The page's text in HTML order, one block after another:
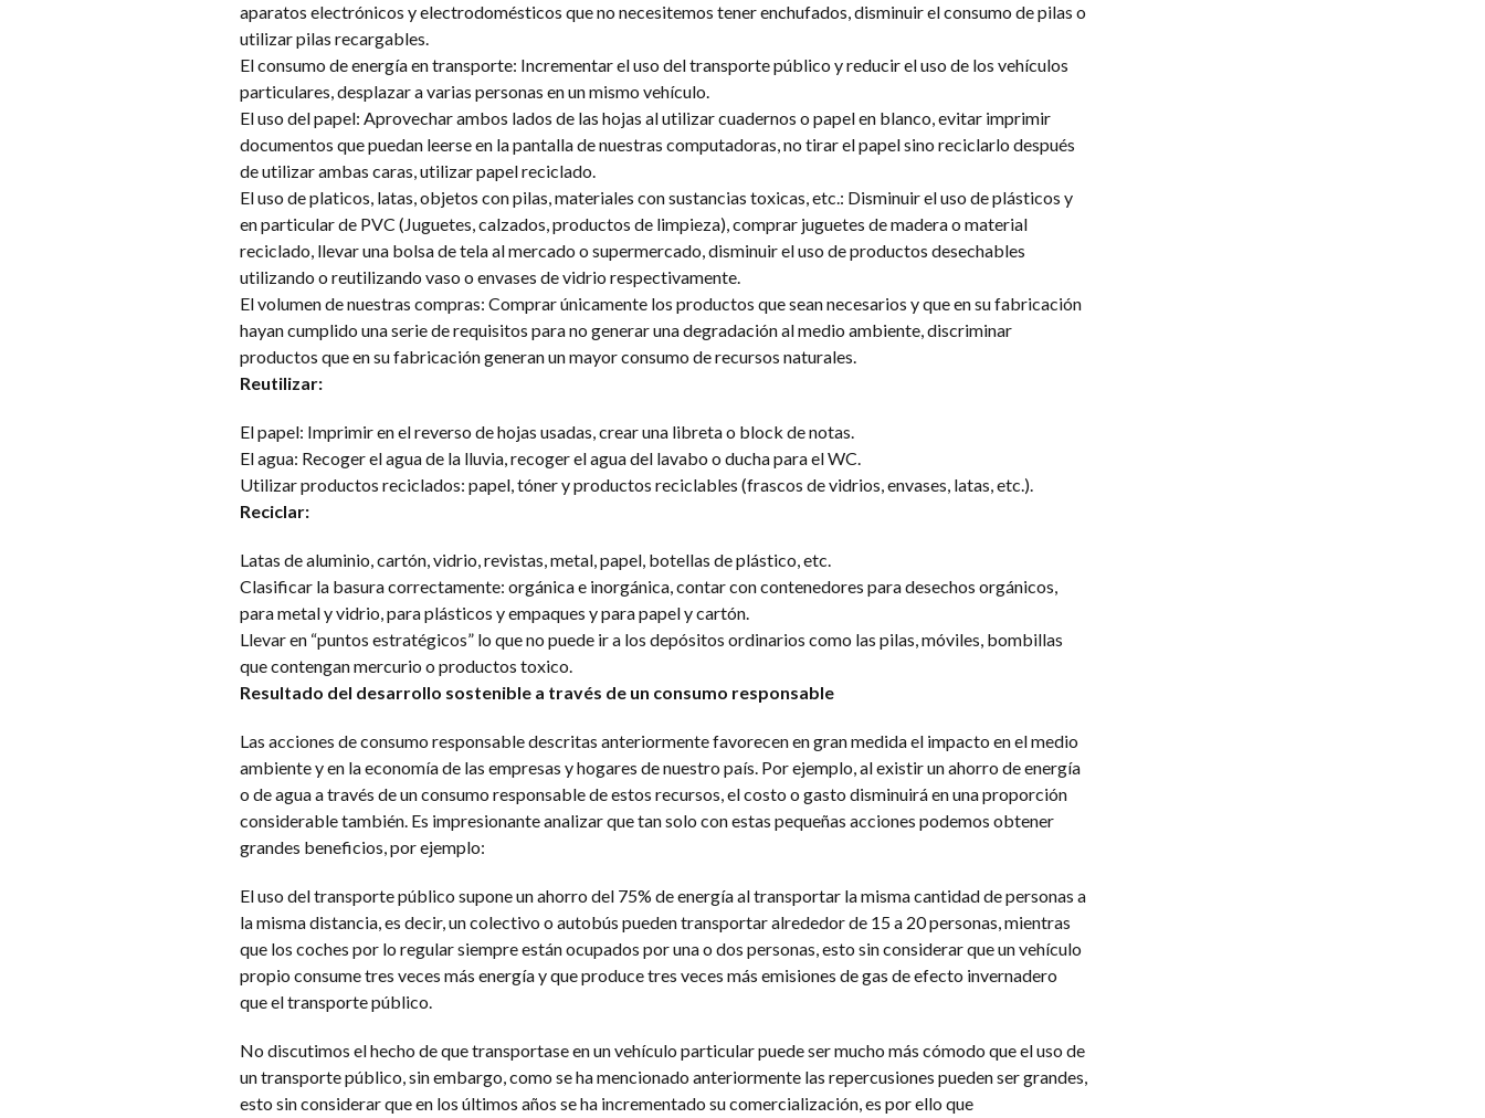
aparatos electrónicos y electrodomésticos que no necesitemos tener enchufados, disminuir el consumo de pilas o
utilizar pilas recargables.
El consumo de energía en transporte: Incrementar el uso del transporte público y reducir el uso de los vehículos
particulares, desplazar a varias personas en un mismo vehículo.
El uso del papel: Aprovechar ambos lados de las hojas al utilizar cuadernos o papel en blanco, evitar imprimir
documentos que puedan leerse en la pantalla de nuestras computadoras, no tirar el papel sino reciclarlo después
de utilizar ambas caras, utilizar papel reciclado.
El uso de platicos, latas, objetos con pilas, materiales con sustancias toxicas, etc.: Disminuir el uso de plásticos y
en particular de PVC (Juguetes, calzados, productos de limpieza), comprar juguetes de madera o material
reciclado, llevar una bolsa de tela al mercado o supermercado, disminuir el uso de productos desechables
utilizando o reutilizando vaso o envases de vidrio respectivamente.
El volumen de nuestras compras: Comprar únicamente los productos que sean necesarios y que en su fabricación
hayan cumplido una serie de requisitos para no generar una degradación al medio ambiente, discriminar
productos que en su fabricación generan un mayor consumo de recursos naturales.
Reutilizar:
El papel: Imprimir en el reverso de hojas usadas, crear una libreta o block de notas.
El agua: Recoger el agua de la lluvia, recoger el agua del lavabo o ducha para el WC.
Utilizar productos reciclados: papel, tóner y productos reciclables (frascos de vidrios, envases, latas, etc.).
Reciclar:
Latas de aluminio, cartón, vidrio, revistas, metal, papel, botellas de plástico, etc.
Clasificar la basura correctamente: orgánica e inorgánica, contar con contenedores para desechos orgánicos,
para metal y vidrio, para plásticos y empaques y para papel y cartón.
Llevar en “puntos estratégicos” lo que no puede ir a los depósitos ordinarios como las pilas, móviles, bombillas
que contengan mercurio o productos toxico.
Resultado del desarrollo sostenible a través de un consumo responsable
Las acciones de consumo responsable descritas anteriormente favorecen en gran medida el impacto en el medio
ambiente y en la economía de las empresas y hogares de nuestro país. Por ejemplo, al existir un ahorro de energía
o de agua a través de un consumo responsable de estos recursos, el costo o gasto disminuirá en una proporción
considerable también. Es impresionante analizar que tan solo con estas pequeñas acciones podemos obtener
grandes beneficios, por ejemplo:
El uso del transporte público supone un ahorro del 75% de energía al transportar la misma cantidad de personas a
la misma distancia, es decir, un colectivo o autobús pueden transportar alrededor de 15 a 20 personas, mientras
que los coches por lo regular siempre están ocupados por una o dos personas, esto sin considerar que un vehículo
propio consume tres veces más energía y que produce tres veces más emisiones de gas de efecto invernadero
que el transporte público.
No discutimos el hecho de que transportase en un vehículo particular puede ser mucho más cómodo que el uso de
un transporte público, sin embargo, como se ha mencionado anteriormente las repercusiones pueden ser grandes,
esto sin considerar que en los últimos años se ha incrementado su comercialización, es por ello que